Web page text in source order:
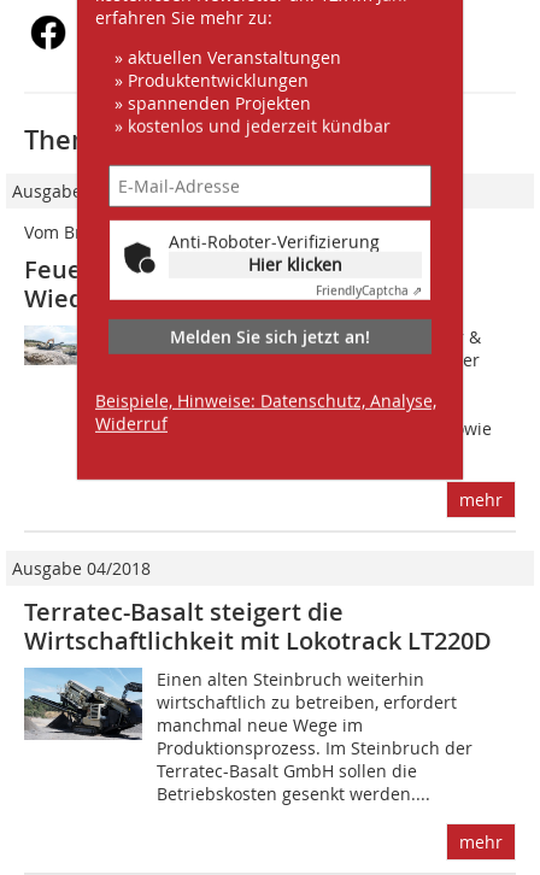
erfahren Sie mehr zu:
» aktuellen Veranstaltungen
» Produktentwicklungen
» spannenden Projekten
» kostenlos und jederzeit kündbar
Anti-Roboter-Verifizierung
Hier klicken
FriendlyCaptcha ⇗
Melden Sie sich jetzt an!
Beispiele, Hinweise: Datenschutz, Analyse,
Widerruf
Thematisch passende Artikel:
Ausgabe 10/2021
Vom Brennraum in die Brechkammer
Feuerfestes Gestein zur
Wiederaufbereitung
D?er Eifler Familienbetrieb Bierbrauer &
Sohn GmbH ist bereits seit 2004 mit der
Siebanlagen, Baumaschinen,
Transportdienstleistungen, Tiefbau sowie
mehr
Ausgabe 04/2018
Terratec-Basalt steigert die
Wirtschaftlichkeit mit Lokotrack LT220D
Einen alten Steinbruch weiterhin
wirtschaftlich zu betreiben, erfordert
manchmal neue Wege im
Produktionsprozess. Im Steinbruch der
Terratec-Basalt GmbH sollen die
Betriebskosten gesenkt werden....
mehr